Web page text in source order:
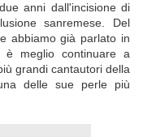
anni dall'incisione di
sanremese. Del
abbiamo già parlato in
è meglio continuare a
grandi cantautori della
delle sue perle più